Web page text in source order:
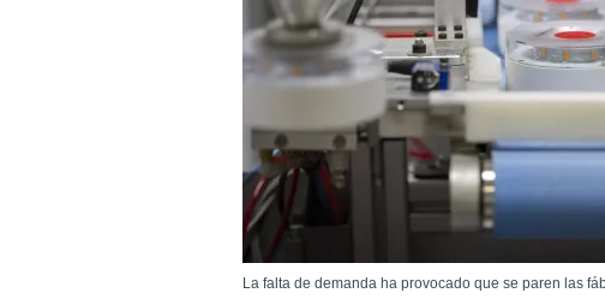
La falta de demanda ha provocado que se paren las